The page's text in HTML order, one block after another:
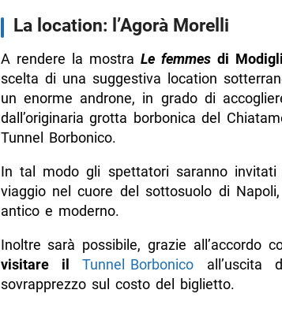
La location: l’Agorà Morelli
A rendere la mostra Le femmes di
scelta di una suggestiva location
un enorme androne, in grado di
dall’originaria grotta borbonica del
Tunnel Borbonico.
In tal modo gli spettatori saranno
viaggio nel cuore del sottosuolo di
antico e moderno.
Inoltre sarà possibile, grazie all’accordo
visitare ilTunnel Borbonico all’uscita
sovrapprezzo sul costo del biglietto.